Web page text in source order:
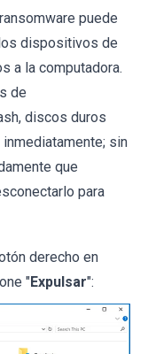
puede
dispositivos de
a la computadora.
de
discos duros
sin
que
para
derecho en
"Expulsar":